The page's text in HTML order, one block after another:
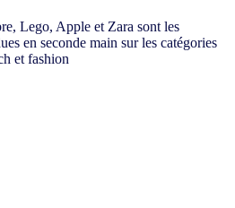
Lego, Apple et Zara sont les
en seconde main sur les catégories
et fashion